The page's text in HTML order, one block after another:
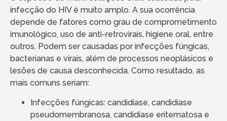
infecção do HIV é muito amplo. A sua ocorrência
depende de fatores como grau de comprometimento
imunológico, uso de anti-retrovirais, higiene oral, entre
outros. Podem ser causadas por infecções fúngicas,
bacterianas e virais, além de processos neoplásicos e
lesões de causa desconhecida. Como resultado, as
mais comuns seriam:
Infecções fúngicas: candidíase, candidíase
pseudomembranosa, candidíase eritematosa e